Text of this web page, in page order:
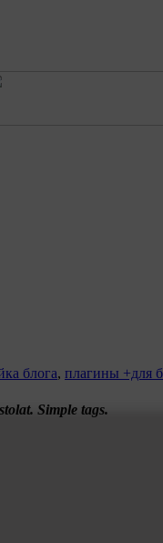
блога, плагины +для
Simple tags.
доступно и